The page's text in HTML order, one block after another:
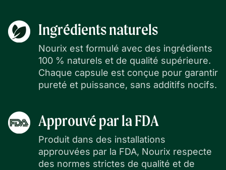
Ingrédients naturels
Nourix est formulé avec des ingrédients
100 % naturels et de qualité supérieure.
Chaque capsule est conçue pour garantir
pureté et puissance, sans additifs nocifs.
Approuvé par la FDA
Produit dans des installations
approuvées par la FDA, Nourix respecte
des normes strictes de qualité et de